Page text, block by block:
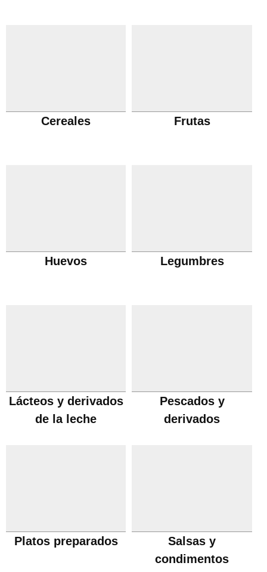
Cereales Frutas
Huevos Legumbres
Lácteos y derivados
de la leche
Pescados y
derivados
Platos preparados
Salsas y
condimentos